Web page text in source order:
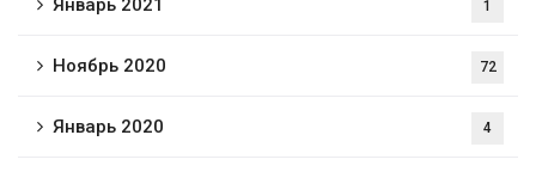
Январь 2021 1
Ноябрь 2020 72
Январь 2020 4